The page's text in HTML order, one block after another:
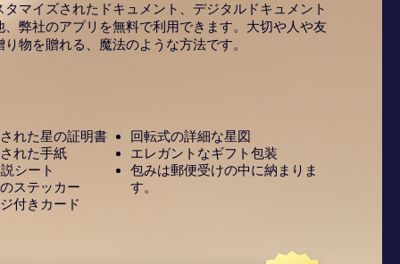
マイズされたドキュメント、デジタルドキュメント
、弊社のアプリを無料で利用できます。大切や人や友
物を贈れる、魔法のような方法です。
れた星の証明書
れた手紙
シート
ステッカー
付きカード
回転式の詳細な星図
エレガントなギフト包装
包みは郵便受けの中に納まりま
す。